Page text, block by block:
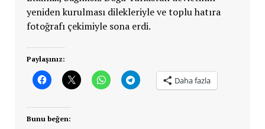
yeniden kurulması dilekleriyle ve toplu hatıra
fotoğrafı çekimiyle sona erdi.
Paylaşınız:
Daha fazla
Bunu beğen: